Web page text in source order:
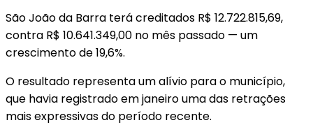
São João da Barra terá creditados R$ 12.722.815,69,
contra R$ 10.641.349,00 no mês passado — um
crescimento de 19,6%.
O resultado representa um alívio para o município,
que havia registrado em janeiro uma das retrações
mais expressivas do período recente.